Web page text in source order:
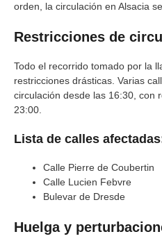
orden, la circulación en Alsacia
Restricciones de
Todo el recorrido tomado por la
restricciones drásticas. Varias
circulación desde las 16:30, con
23:00.
Lista de calles
Calle Pierre de Coubertin
Calle Lucien Febvre
Bulevar de Dresde
Huelga y